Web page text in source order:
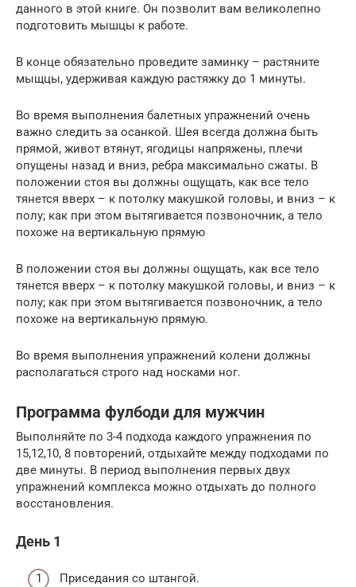
данного в этой книге. Он позволит вам великолепно
подготовить мышцы к работе.
В конце обязательно проведите заминку – растяните
мыщцы, удерживая каждую растяжку до 1 минуты.
Во время выполнения балетных упражнений очень
важно следить за осанкой. Шея всегда должна быть
прямой, живот втянут, ягодицы напряжены, плечи
опущены назад и вниз, ребра максимально сжаты. В
положении стоя вы должны ощущать, как все тело
тянется вверх – к потолку макушкой головы, и вниз – к
полу; как при этом вытягивается позвоночник, а тело
похоже на вертикальную прямую
В положении стоя вы должны ощущать, как все тело
тянется вверх – к потолку макушкой головы, и вниз – к
полу; как при этом вытягивается позвоночник, а тело
похоже на вертикальную прямую.
Во время выполнения упражнений колени должны
располагаться строго над носками ног.
Программа фулбоди для мужчин
Выполняйте по 3-4 подхода каждого упражнения по
15,12,10, 8 повторений, отдыхайте между подходами по
две минуты. В период выполнения первых двух
упражнений комплекса можно отдыхать до полного
восстановления.
День 1
Приседания со штангой.